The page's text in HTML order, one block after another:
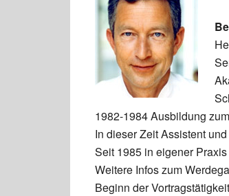
1982-1984 Ausbildung
In dieser Zeit Assistent
Seit 1985 in eigener Praxis
Weitere Infos zum
Beginn der